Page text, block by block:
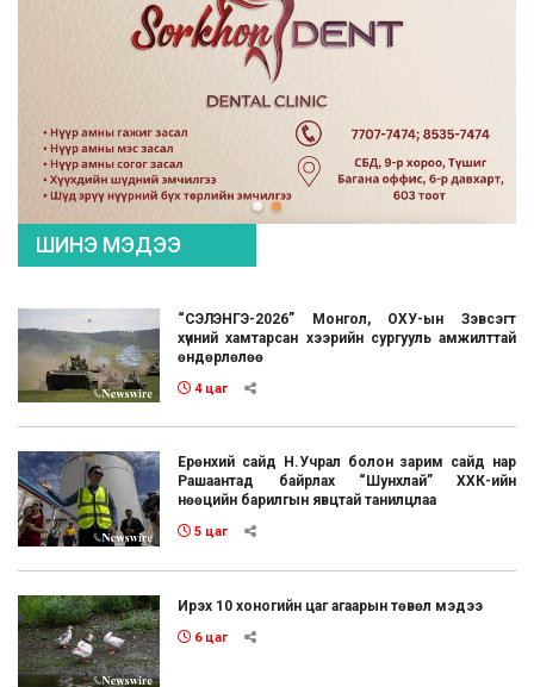
ШИНЭ МЭДЭЭ
“СЭЛЭНГЭ-2026” Монгол, ОХУ-ын Зэвсэгт
хүчний хамтарсан хээрийн сургууль амжилттай
өндөрлөлөө
4 цаг
Ерөнхий сайд Н.Учрал болон зарим сайд нар
Рашаантад байрлах “Шунхлай” ХХК-ийн
нөөцийн барилгын явцтай танилцлаа
5 цаг
Ирэх 10 хоногийн цаг агаарын төвөл мэдээ
6 цаг